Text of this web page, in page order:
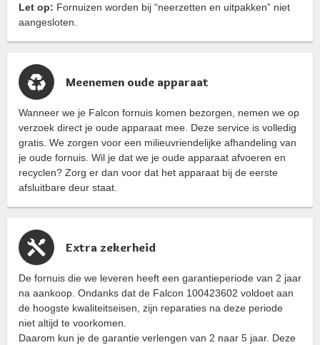
Let op: Fornuizen worden bij “neerzetten en uitpakken” niet
aangesloten.
Meenemen oude apparaat
Wanneer we je Falcon fornuis komen bezorgen, nemen we op
verzoek direct je oude apparaat mee. Deze service is volledig
gratis. We zorgen voor een milieuvriendelijke afhandeling van
je oude fornuis. Wil je dat we je oude apparaat afvoeren en
recyclen? Zorg er dan voor dat het apparaat bij de eerste
afsluitbare deur staat.
Extra zekerheid
De fornuis die we leveren heeft een garantieperiode van 2 jaar
na aankoop. Ondanks dat de Falcon 100423602 voldoet aan
de hoogste kwaliteitseisen, zijn reparaties na deze periode
niet altijd te voorkomen.
Daarom kun je de garantie verlengen van 2 naar 5 jaar. Deze